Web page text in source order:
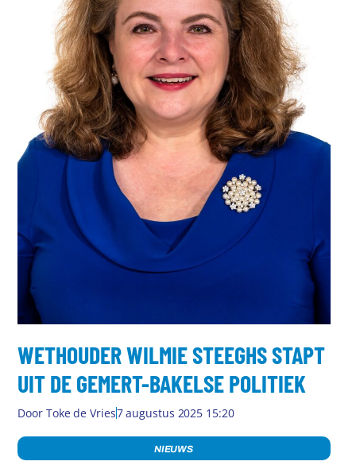
WETHOUDER WILMIE STEEGHS STAPT
UIT DE GEMERT-BAKELSE POLITIEK
Door Toke de Vries7 augustus 2025 15:20
NIEUWS